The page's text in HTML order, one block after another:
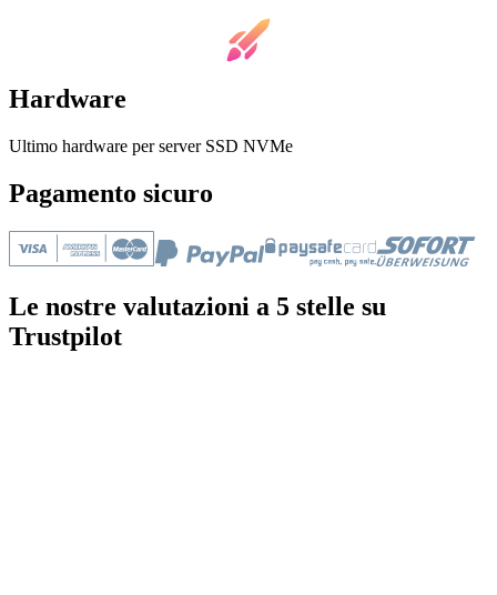
Hardware
Ultimo hardware per server SSD NVMe
Pagamento sicuro
Le nostre valutazioni a 5 stelle su
Trustpilot